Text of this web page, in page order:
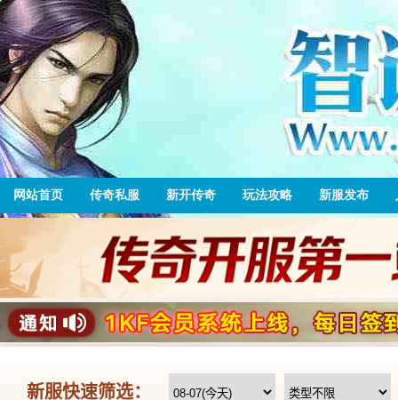
网站首页 传奇私服 新开传奇 玩法攻略 新服发布